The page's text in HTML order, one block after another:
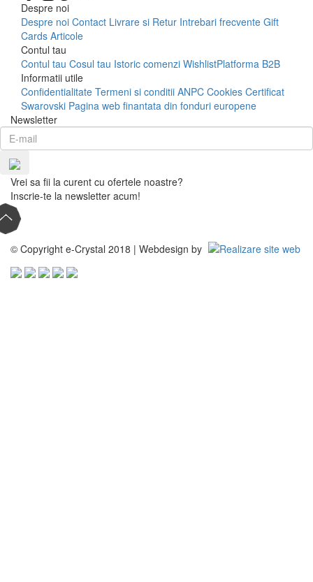
Despre noi
Despre noi Contact Livrare si Retur Intrebari frecvente Gift
Cards Articole
Contul tau
Contul tau Cosul tau Istoric comenzi WishlistPlatforma B2B
Informatii utile
Confidentialitate Termeni si conditii ANPC Cookies Certificat
Swarovski Pagina web finantata din fonduri europene
Newsletter
Vrei sa fii la curent cu ofertele noastre?
Inscrie-te la newsletter acum!
© Copyright e-Crystal 2018 | Webdesign by